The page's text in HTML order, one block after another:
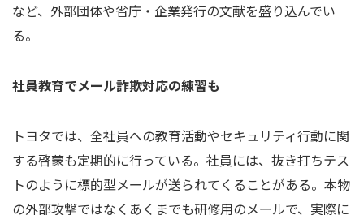
など、外部団体や省庁・企業発行の文献を盛り込んでい
る。
社員教育でメール詐欺対応の練習も
トヨタでは、全社員への教育活動やセキュリティ行動に関
する啓蒙も定期的に行っている。社員には、抜き打ちテス
トのように標的型メールが送られてくることがある。本物
の外部攻撃ではなくあくまでも研修用のメールで、実際に